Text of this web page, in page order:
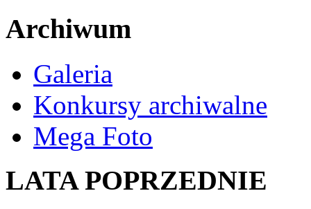
Archiwum
Galeria
Konkursy archiwalne
Mega Foto
LATA POPRZEDNIE